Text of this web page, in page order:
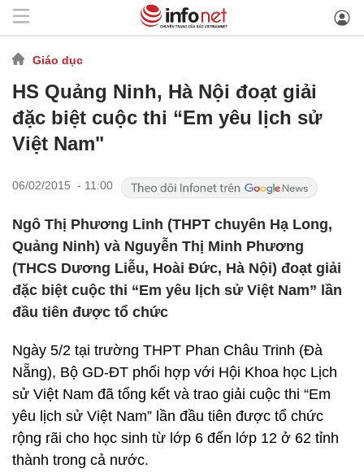
Giáo dục
HS Quảng Ninh, Hà Nội đoạt giải
đặc biệt cuộc thi “Em yêu lịch sử
Việt Nam"
06/02/2015 - 11:00
Ngô Thị Phương Linh (THPT chuyên Hạ Long,
Quảng Ninh) và Nguyễn Thị Minh Phương
(THCS Dương Liễu, Hoài Đức, Hà Nội) đoạt giải
đặc biệt cuộc thi “Em yêu lịch sử Việt Nam” lần
đầu tiên được tổ chức
Ngày 5/2 tại trường THPT Phan Châu Trinh (Đà
Nẵng), Bộ GD-ĐT phối hợp với Hội Khoa học Lịch
sử Việt Nam đã tổng kết và trao giải cuộc thi “Em
yêu lịch sử Việt Nam” lần đầu tiên được tổ chức
rộng rãi cho học sinh từ lớp 6 đến lớp 12 ở 62 tỉnh
thành trong cả nước.